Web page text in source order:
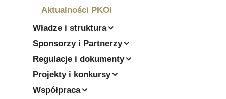
Aktualności PKOl
Władze i struktura
Sponsorzy i Partnerzy
Regulacje i dokumenty
Projekty i konkursy
Współpraca